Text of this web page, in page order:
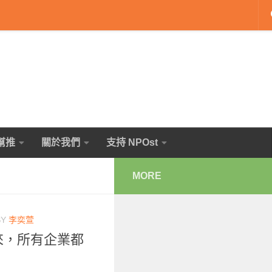
推 關於我們 支持 NPOst
李奕萱
所有企業都
MORE